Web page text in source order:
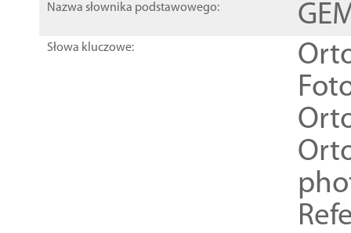
Nazwa słownika podstawowego:
Słowa kluczowe: